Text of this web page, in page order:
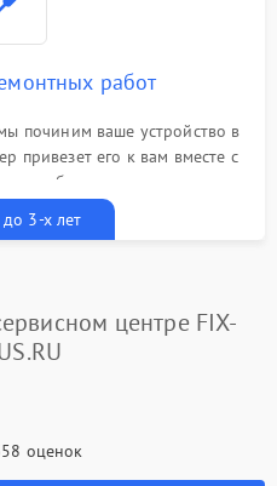
работ
починим ваше устройство в
привезет его к вам вместе с
бесплатно
до 3-х лет
центре FIX-
оценок